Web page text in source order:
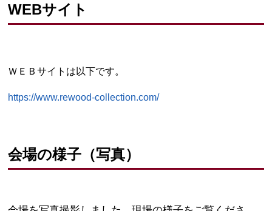
WEBサイト
ＷＥＢサイトは以下です。
https://www.rewood-collection.com/
会場の様子（写真）